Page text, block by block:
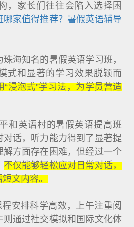
，家长们往往会陷入选择困
家值得推荐？ 暑假英语辅导
知名的暑假英语学习班，
式和显著的学习效果脱颖而
“浸泡式”学习法，为学员营造
英语村的暑假英语提高班
对话，听力能力得到了显著提
解方面存在困难，但经过一个
不仅能够轻松应对日常对话，
短文内容。
安排科学高效，上午注重阅
则通过社交模拟和国际文化体